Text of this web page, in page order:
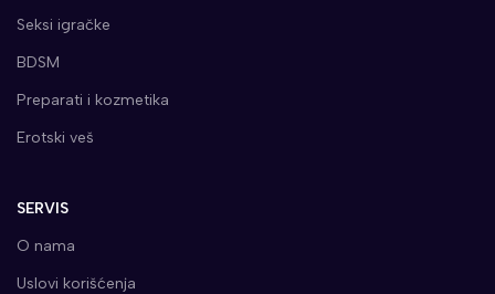
Seksi igračke
BDSM
Preparati i kozmetika
Erotski veš
SERVIS
O nama
Uslovi korišćenja